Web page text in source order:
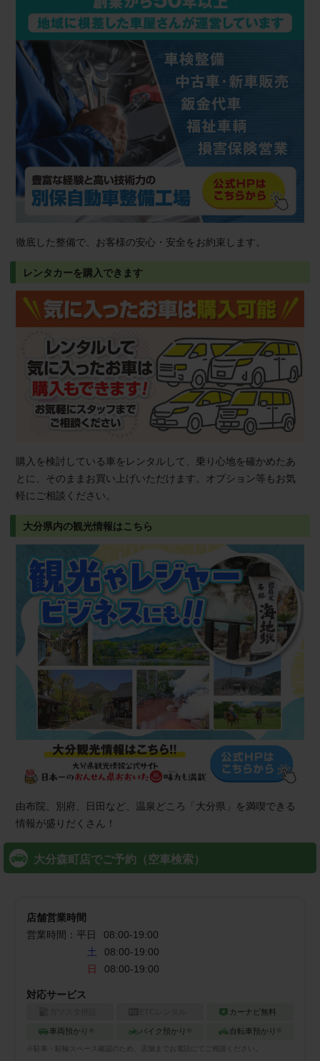
徹底した整備で、お客様の安心・安全をお約束します。
レンタカーを購入できます
購入を検討している車をレンタルして、乗り心地を確かめたあ
とに、そのままお買い上げいただけます。オプション等もお気
軽にご相談ください。
大分県内の観光情報はこちら
由布院、別府、日田など、温泉どころ「大分県」を満喫できる
情報が盛りだくさん！
大分森町店でご予約（空車検索）
店舗営業時間
営業時間： 平日 08:00-19:00
土
08:00-19:00
日
08:00-19:00
対応サービス
カーナビ無料
車両預かり ※ バイク預かり ※ 自転車預かり ※
駐車・駐輪 スペース確認のため、店舗までお電話にてご相談ください。